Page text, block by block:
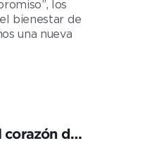
los
bienestar de
una nueva
corazón de